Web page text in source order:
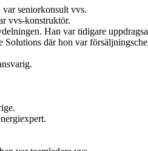
seniorkonsult vvs.
vvs-konstruktör.
Han var tidigare
Solutions där hon var